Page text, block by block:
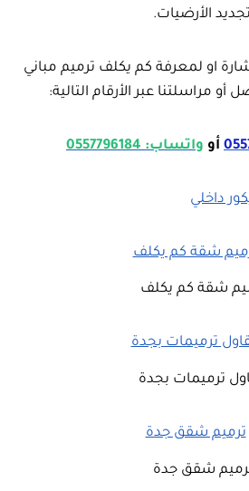
الأرضيات.
او لمعرفة كم يكلف ترميم مباني
أو مراسلتنا عبر الأرقام التالية:
أو واتساب: 0557796184
داخلي
شقة كم يكلف
ترميمات بجدة
شقق جدة